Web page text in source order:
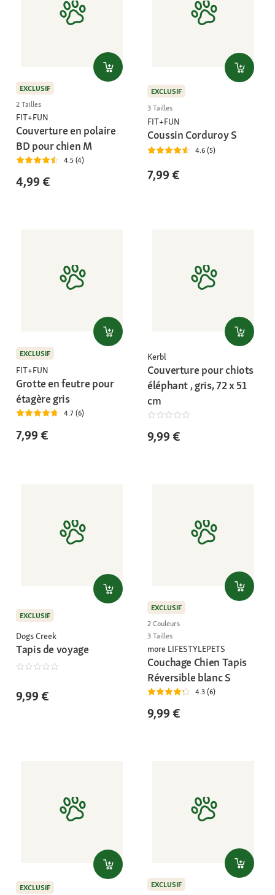
EXCLUSIF
2 Tailles
FIT+FUN
Couverture en polaire
BD pour chien M
4.5 (4)
4,99 €
EXCLUSIF
3 Tailles
FIT+FUN
Coussin Corduroy S
4.6 (5)
7,99 €
EXCLUSIF
FIT+FUN
Grotte en feutre pour
étagère gris
4.7 (6)
7,99 €
Kerbl
Couverture pour chiots
éléphant , gris, 72 x 51
cm
9,99 €
EXCLUSIF
Dogs Creek
Tapis de voyage
9,99 €
EXCLUSIF
2 Couleurs
3 Tailles
more LIFESTYLEPETS
Couchage Chien Tapis
Réversible blanc S
4.3 (6)
9,99 €
EXCLUSIF EXCLUSIF